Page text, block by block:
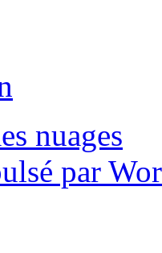
nuages
par